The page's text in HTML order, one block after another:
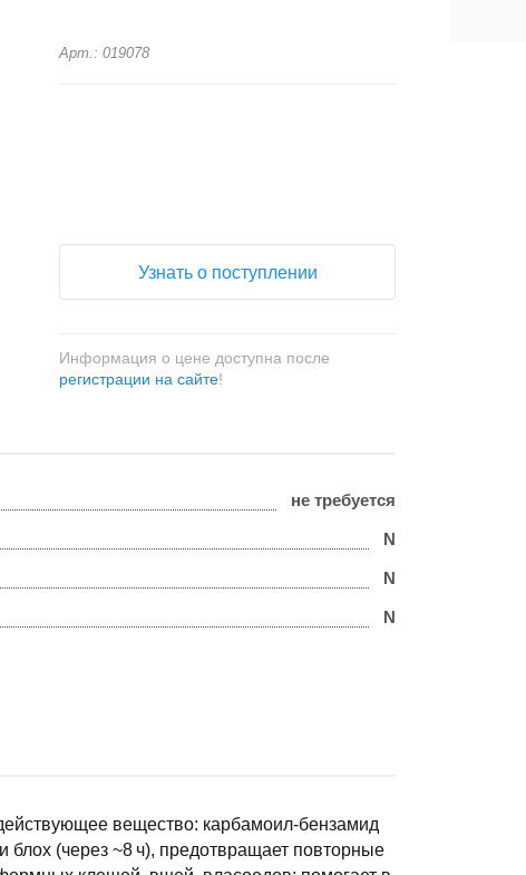
Арт.: 019078
Узнать о поступлении
Информация о цене доступна после
регистрации на сайте!
не требуется
N
N
N
вещество: карбамоил‑бензамид
(через ~8 ч), предотвращает повторные